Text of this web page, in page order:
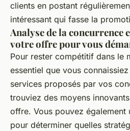
clients en postant
intéressant qui fasse la
Analyse de la concurrence
votre offre pour vous
Pour rester compétitif dans le
essentiel que vous
services proposés par vos
trouviez des moyens
offre. Vous pouvez également
pour déterminer quelles